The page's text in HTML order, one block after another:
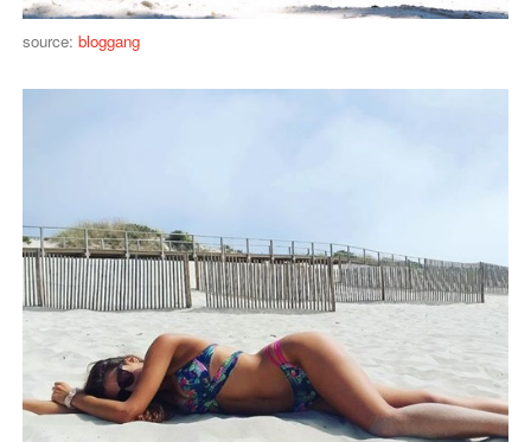
source: bloggang